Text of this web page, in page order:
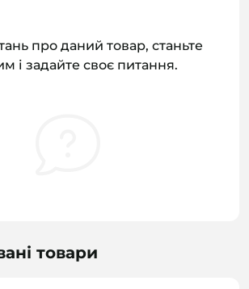
про даний товар, станьте
і задайте своє питання.
товари